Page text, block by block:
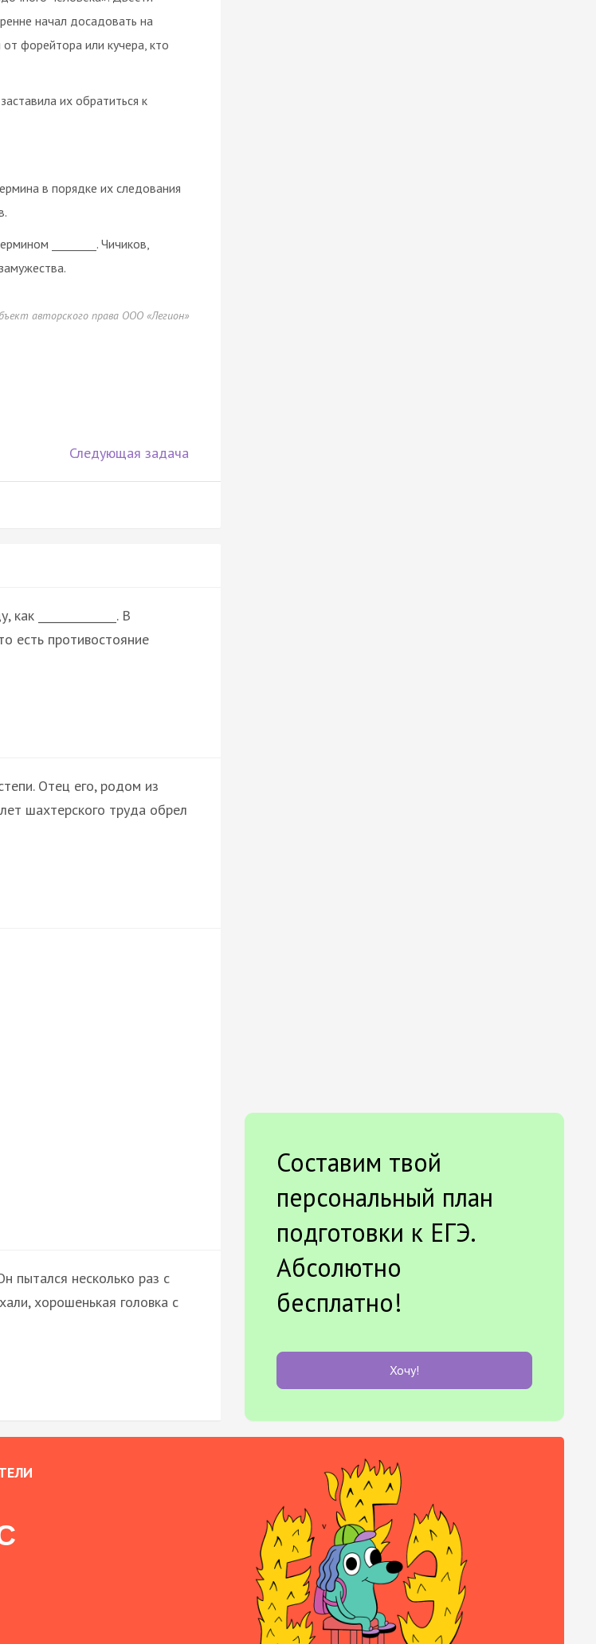
начал досадовать на
форейтора или кучера, кто
их обратиться к
в порядке их следования
________. Чичиков,
авторского права ООО «Легион»
Следующая задача
______________. В
есть противостояние
Отец его, родом из
шахтерского труда обрел
пытался несколько раз с
хорошенькая головка с
Составим твой
персональный план
подготовки к ЕГЭ.
Абсолютно
бесплатно!
Хочу!